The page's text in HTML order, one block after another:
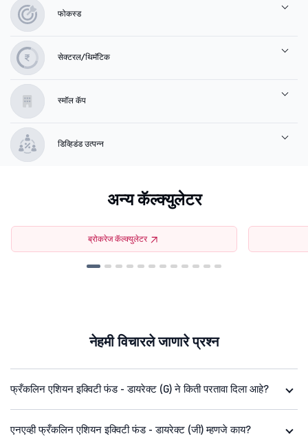
फोकस्ड
सेक्टरल/थिमॅटिक
स्मॉल कॅप
डिव्हिडंड उत्पन्न
अन्य कॅल्क्युलेटर
ब्रोकरेज कॅल्क्युलेटर
नेहमी विचारले जाणारे प्रश्न
फ्रँकलिन एशियन इक्विटी फंड - डायरेक्ट (G) ने किती परतावा दिला आहे?
एनएव्ही फ्रँकलिन एशियन इक्विटी फंड - डायरेक्ट (जी) म्हणजे काय?